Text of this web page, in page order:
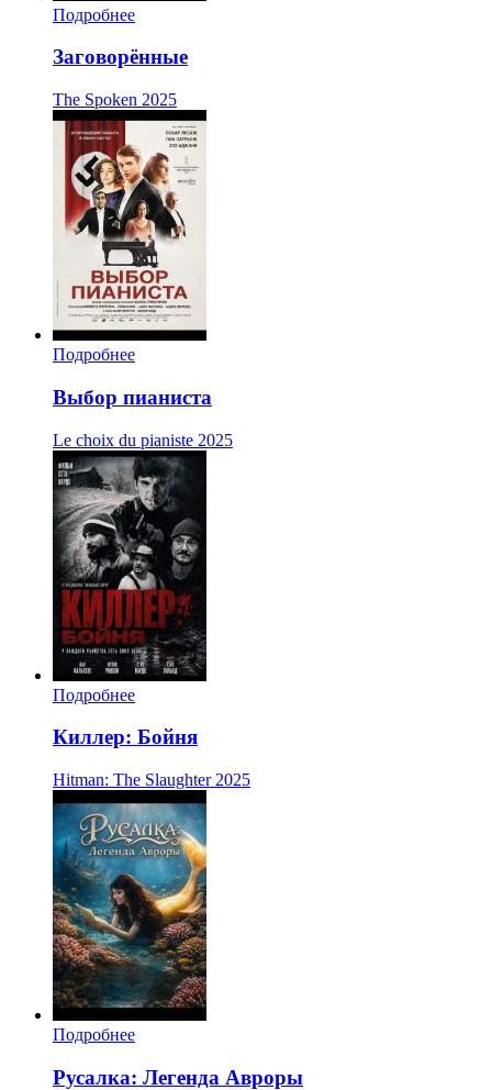
Подробнее
Заговорённые
The Spoken 2025
Подробнее
Выбор пианиста
Le choix du pianiste 2025
Подробнее
Киллер: Бойня
Hitman: The Slaughter 2025
Подробнее
Русалка: Легенда Авроры